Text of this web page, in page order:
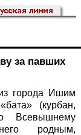
за павших
города Ишим
(курбан,
Всевышнему
родным,